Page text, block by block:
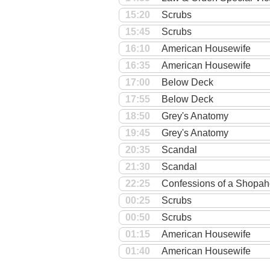
15:20
Scrubs
15:45
Scrubs
16:10
American Housewife
16:35
American Housewife
17:00
Below Deck
17:55
Below Deck
18:50
Grey's Anatomy
19:45
Grey's Anatomy
20:35
Scandal
21:30
Scandal
22:25
Confessions of a
00:25
Scrubs
00:50
Scrubs
01:15
American Housewife
01:40
American Housewife